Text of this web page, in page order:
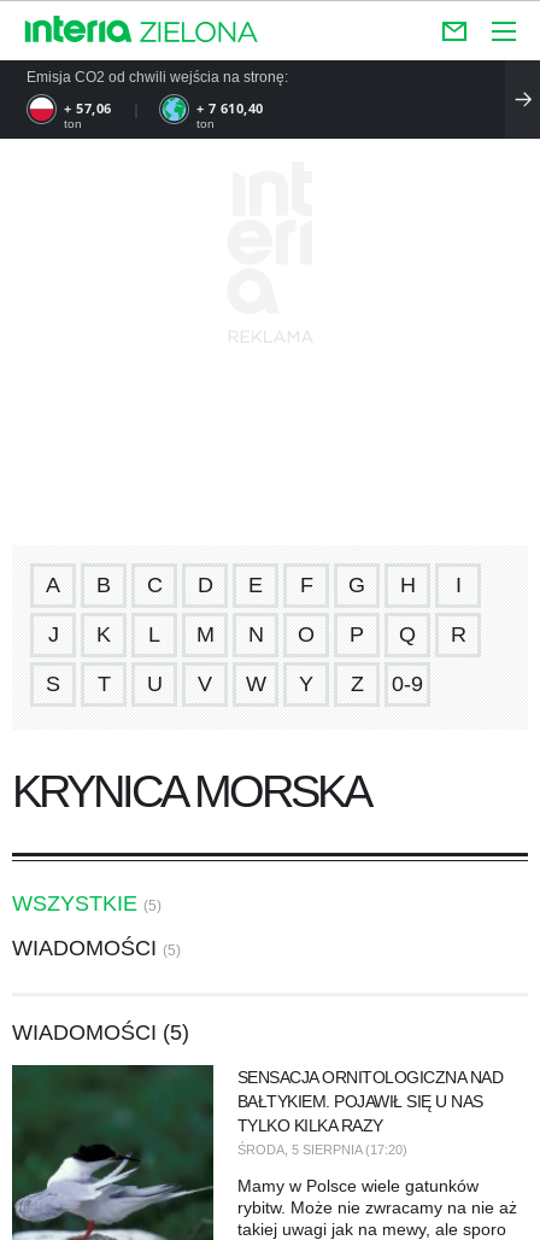
Emisja CO2 od chwili wejścia na stronę:
+ 57,06
ton
+ 7 610,40
ton
A B C D E F G H I
J K L M N O P Q R
S T U V W Y Z 0-9
KRYNICA MORSKA
WSZYSTKIE (5)
WIADOMOŚCI (5)
WIADOMOŚCI (5)
SENSACJA ORNITOLOGICZNA NAD
BAŁTYKIEM. POJAWIŁ SIĘ U NAS
TYLKO KILKA RAZY
ŚRODA, 5 SIERPNIA (17:20)
Mamy w Polsce wiele gatunków
rybitw. Może nie zwracamy na nie aż
takiej uwagi jak na mewy, ale sporo